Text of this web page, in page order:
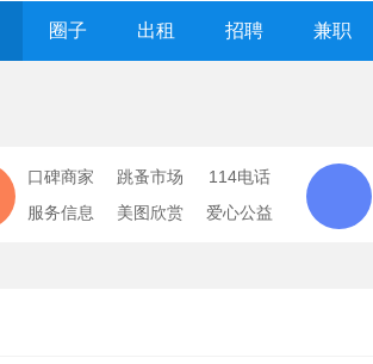
圈子 出租 招聘 兼职
口碑商家 跳蚤市场
114电话
服务信息
美图欣赏 爱心公益